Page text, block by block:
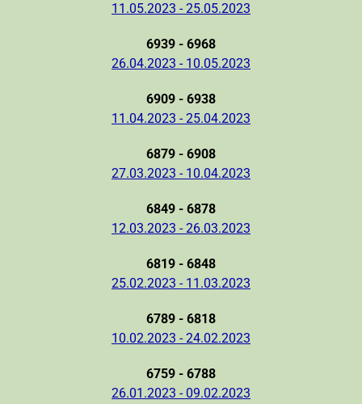
11.05.2023 - 25.05.2023
6939 - 6968
26.04.2023 - 10.05.2023
6909 - 6938
11.04.2023 - 25.04.2023
6879 - 6908
27.03.2023 - 10.04.2023
6849 - 6878
12.03.2023 - 26.03.2023
6819 - 6848
25.02.2023 - 11.03.2023
6789 - 6818
10.02.2023 - 24.02.2023
6759 - 6788
26.01.2023 - 09.02.2023